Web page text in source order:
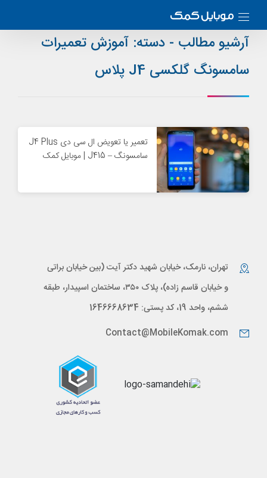
آرشیو مطالب - دسته: آموزش تعمیرات
سامسونگ گلکسی J4 پلاس
تعمیر یا تعویض ال سی دی J4 Plus
سامسونگ – J415 | موبایل کمک
تهران، نارمک، خیابان شهید دکتر آیت (بین خیابان براتی
و خیابان قاسم زاده)، پلاک ۳۵۰، ساختمان اسپیدار، طبقه
ششم، واحد 19، کد پستی: 1646668634
Contact@MobileKomak.com